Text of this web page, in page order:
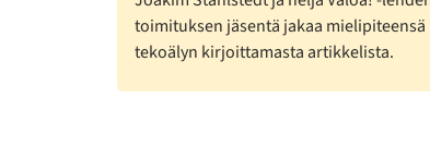
toimituksen jäsentä jakaa mielipiteensä
tekoälyn kirjoittamasta artikkelista.